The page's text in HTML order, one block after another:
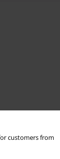
customers from